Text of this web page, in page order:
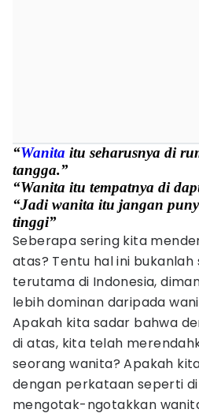
“Wanita itu seharusnya di
tangga.”
“Wanita itu tempatnya di
“Jadi wanita itu jangan
tinggi”
Seberapa sering kita
atas? Tentu hal ini bukanlah
terutama di Indonesia,
lebih dominan daripada
Apakah kita sadar bahwa
di atas, kita telah
seorang wanita? Apakah
dengan perkataan seperti
mengotak-ngotakkan